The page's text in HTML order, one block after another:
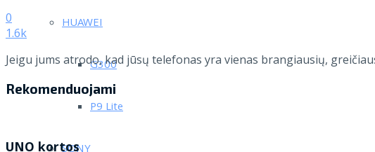
HUAWEI
G300
P9 Lite
0
1.6k
Jeigu jums atrodo, kad jūsų telefonas yra vienas brangiausių,
Rekomenduojami